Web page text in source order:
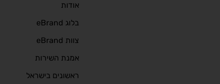
אודות
בלוג eBrand
צוות eBrand
אמנת השירות
ראשונים בישראל